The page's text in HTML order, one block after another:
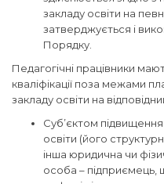
закладу освіти на
затверджується і
Порядку.
Педагогічні працівники
кваліфікації поза межами
закладу освіти на
Суб’єктом підвищення
освіти (його
інша юридична чи
особа – підприємець,